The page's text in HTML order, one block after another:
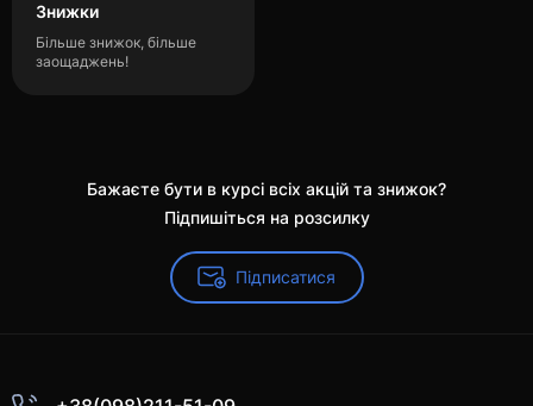
Знижки
Більше знижок, більше
заощаджень!
Бажаєте бути в курсі всіх акцій та знижок?
Підпишіться на розсилку
Підписатися